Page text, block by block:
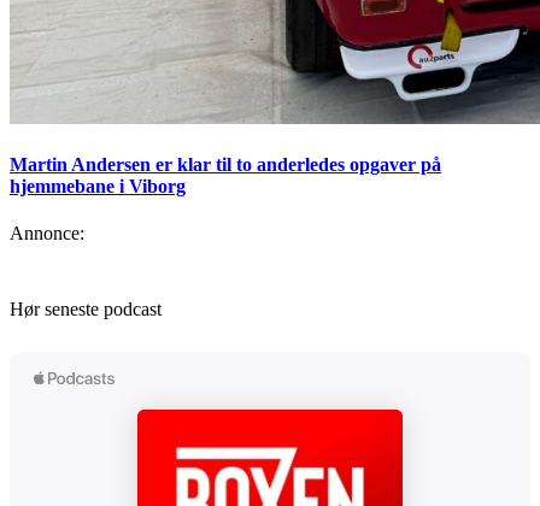
Martin Andersen er klar til to anderledes opgaver på
hjemmebane i Viborg
Annonce:
Hør seneste podcast